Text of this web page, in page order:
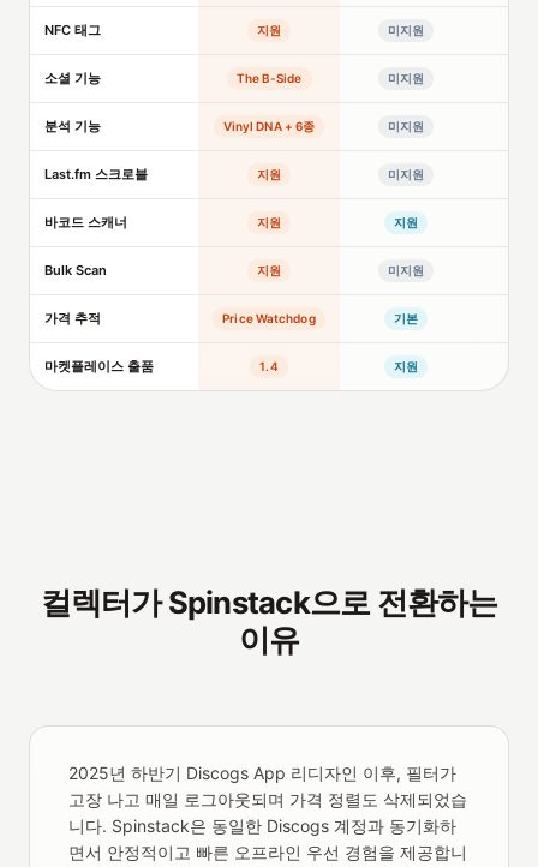
NFC 태그 지원 미지원
소셜 기능 The B-Side 미지원
분석 기능 Vinyl DNA + 6종 미지원
Last.fm 스크로블 지원 미지원
바코드 스캐너 지원 지원
Bulk Scan 지원 미지원
가격 추적 Price Watchdog 기본
마켓플레이스 출품 1.4 지원
컬렉터가 Spinstack으로 전환하는
이유
2025년 하반기 Discogs App 리디자인 이후, 필터가
고장 나고 매일 로그아웃되며 가격 정렬도 삭제되었습
니다. Spinstack은 동일한 Discogs 계정과 동기화하
면서 안정적이고 빠른 오프라인 우선 경험을 제공합니